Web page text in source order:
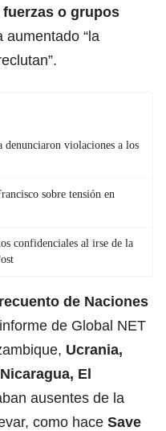
o grupos
aumentado “la
denunciaron violaciones a los
sobre tensión en
confidenciales al irse de la
de Naciones
de Global NET
Ucrania,
El
ausentes de la
como hace Save